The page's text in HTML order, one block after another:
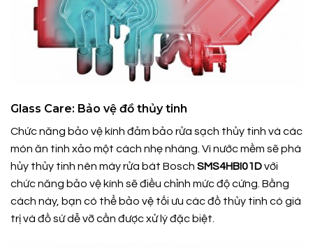
Glass Care: Bảo vệ đồ thủy tinh
Chức năng bảo vệ kính đảm bảo rửa sạch thủy tinh và các
món ăn tinh xảo một cách nhẹ nhàng. Vì nước mềm sẽ phá
hủy thủy tinh nên máy rửa bát Bosch SMS4HBI01Dvới
chức năng bảo vệ kính sẽ điều chỉnh mức độ cứng. Bằng
cách này, bạn có thể bảo vệ tối ưu các đồ thủy tinh có giá
trị và đồ sứ dễ vỡ cần được xử lý đặc biệt.